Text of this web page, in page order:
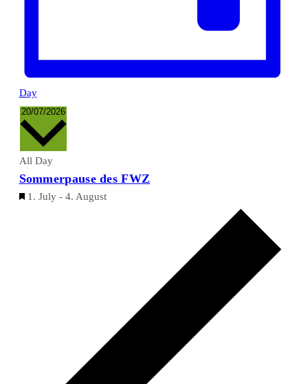
Day
20/07/2026
All Day
Sommerpause des FWZ
Featured
1. July- 4. August